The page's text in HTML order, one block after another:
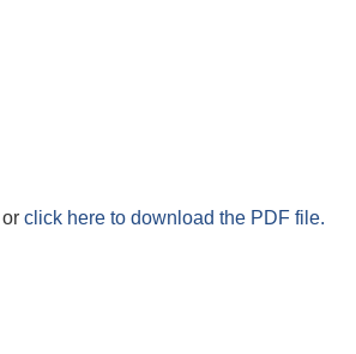
or click here to download the PDF file.